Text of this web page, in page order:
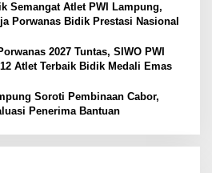
Semangat Atlet PWI Lampung,
Porwanas Bidik Prestasi Nasional
2027 Tuntas, SIWO PWI
Atlet Terbaik Bidik Medali Emas
Soroti Pembinaan Cabor,
Penerima Bantuan